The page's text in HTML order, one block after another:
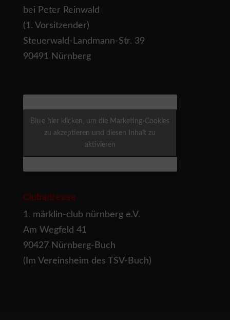
bei Peter Reinwald
(1. Vorsitzender)
Steuerwald-Landmann-Str. 39
90491 Nürnberg
Bitte hier klicken, um die Marketing-Cookies
zu akzeptieren und diesen Inhalt zu
aktivieren
Clubadresse
1. märklin-club nürnberg e.V.
Am Wegfeld 41
90427 Nürnberg-Buch
(Im Vereinsheim des TSV-Buch)